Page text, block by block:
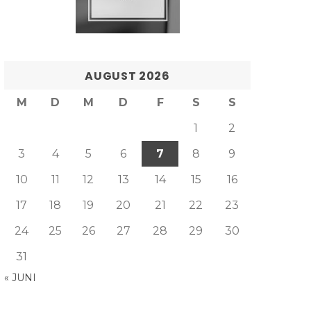
AUGUST 2026
M D M D F S
S
1
2
3
4 5 6 7 8
9
10
11 12 13 14 15
16
17
18 19 20 21 22
23
24
25 26 27 28 29
30
31
« JUNI